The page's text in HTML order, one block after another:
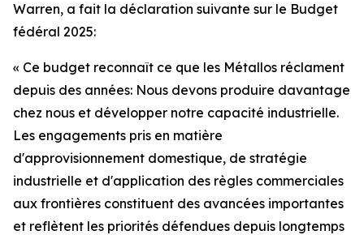
Warren, a fait la déclaration suivante sur le Budget
fédéral 2025:
« Ce budget reconnaît ce que les Métallos réclament
depuis des années: Nous devons produire davantage
chez nous et développer notre capacité industrielle.
Les engagements pris en matière
d'approvisionnement domestique, de stratégie
industrielle et d'application des règles commerciales
aux frontières constituent des avancées importantes
et reflètent les priorités défendues depuis longtemps